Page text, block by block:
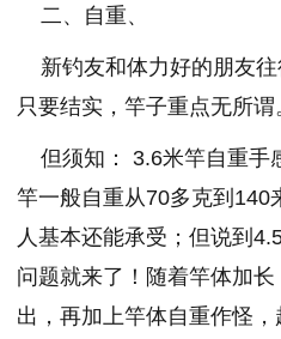
二、自重、
新钓友和体力好的朋友往
只要结实，竿子重点无所谓
但须知： 3.6米竿自重手
竿一般自重从70多克到140
人基本还能承受；但说到
问题就来了！随着竿体加
出，再加上竿体自重作怪，